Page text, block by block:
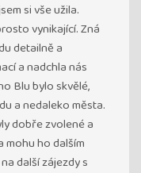
si vše užila.
vynikající. Zná
detailně a
a nadchla nás
Blu bylo skvělé,
a nedaleko města.
dobře zvolené a
mohu ho dalším
další zájezdy s